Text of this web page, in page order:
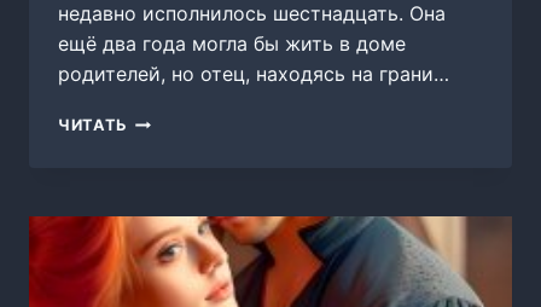
недавно исполнилось шестнадцать. Она
ещё два года могла бы жить в доме
родителей, но отец, находясь на грани…
ЧИТАТЬ ЗАМУЖНЯЯ